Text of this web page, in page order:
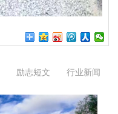
励志短文 行业新闻